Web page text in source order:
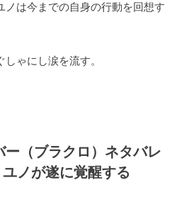
ノは今までの自身の行動を回想す
ゃにし涙を流す。
ー（ブラクロ）ネタバレ
ノが遂に覚醒する